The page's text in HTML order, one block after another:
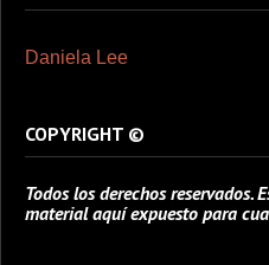
Daniela Lee
COPYRIGHT ©
Todos los derechos reservados.
material aquí expuesto para